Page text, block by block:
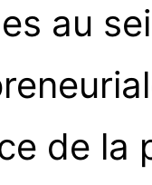
au
de la